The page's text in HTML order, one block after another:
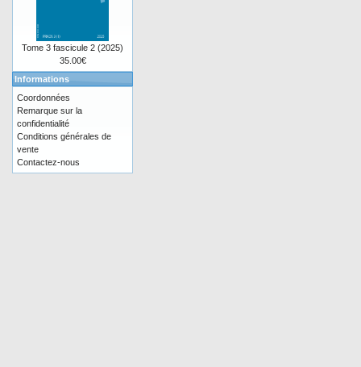
Tome 3 fascicule 2 (2025)
35.00€
Informations
Coordonnées
Remarque sur la
confidentialité
Conditions générales de
vente
Contactez-nous